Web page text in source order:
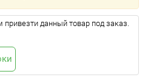
данный товар под заказ.